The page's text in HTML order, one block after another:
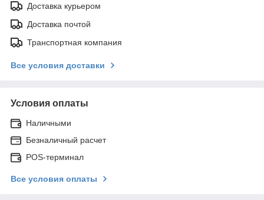
Доставка курьером
Доставка почтой
Транспортная компания
Все условия доставки
Условия оплаты
Наличными
Безналичный расчет
POS-терминал
Все условия оплаты